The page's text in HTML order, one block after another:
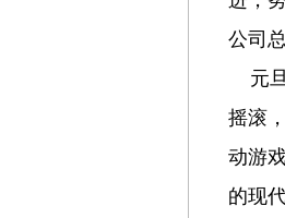
公司
元旦
摇滚
动游
的现